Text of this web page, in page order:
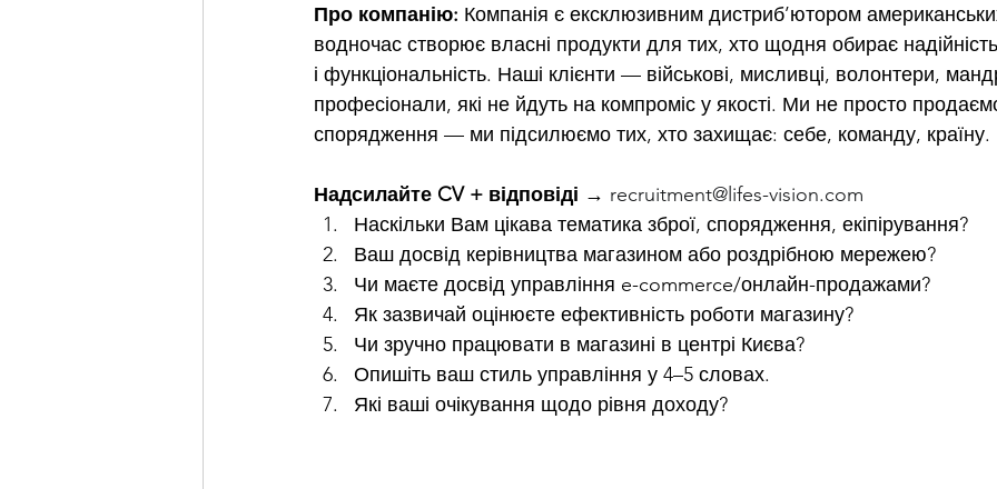
Про компанію: Компанія є ексклюзивним дистриб’ютором
водночас створює власні продукти для тих, хто щодня обирає
і функціональність. Наші клієнти — військові, мисливці, волонтери,
професіонали, які не йдуть на компроміс у якості. Ми не просто
спорядження — ми підсилюємо тих, хто захищає: себе, команду, країну.
Надсилайте CV + відповіді → recruitment@lifes-vision.com
Наскільки Вам цікава тематика зброї, спорядження, екіпірування?
Ваш досвід керівництва магазином або роздрібною мережею?
Чи маєте досвід управління e-commerce/онлайн-продажами?
Як зазвичай оцінюєте ефективність роботи магазину?
Чи зручно працювати в магазині в центрі Києва?
Опишіть ваш стиль управління у 4–5 словах.
Які ваші очікування щодо рівня доходу?